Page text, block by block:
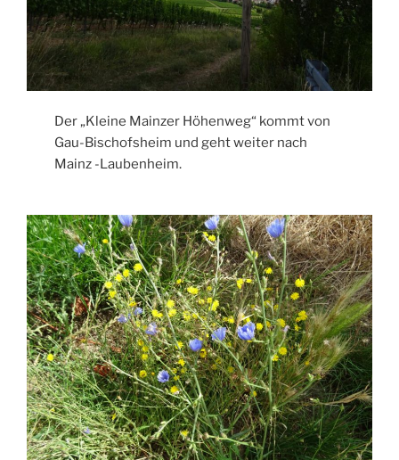
Der „Kleine Mainzer Höhenweg“ kommt von
Gau-Bischofsheim und geht weiter nach
Mainz -Laubenheim.